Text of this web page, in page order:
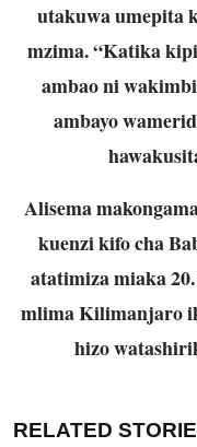
utakuwa umepita
mzima. “Katika
ambao ni
ambayo
Alisema
kuenzi kifo cha
atatimiza miaka
mlima Kilimanjaro
hizo
RELATED